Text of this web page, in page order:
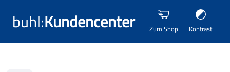
buhl:Kundencenter Zum Shop Kontrast